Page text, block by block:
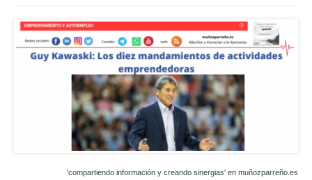
'compartiendo información y creando sinergias' en muñozparreño.es